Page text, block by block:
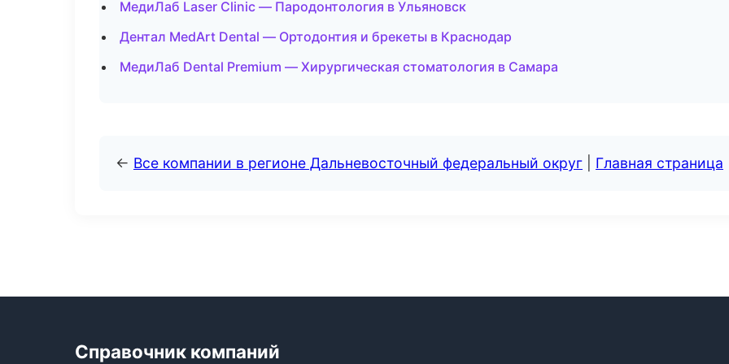
МедиЛаб Laser Clinic — Пародонтология в Ульяновск
Дентал MedArt Dental — Ортодонтия и брекеты в Краснодар
МедиЛаб Dental Premium — Хирургическая стоматология в Самара
← Все компании в регионе Дальневосточный федеральный округ Главная страница
Справочник компаний